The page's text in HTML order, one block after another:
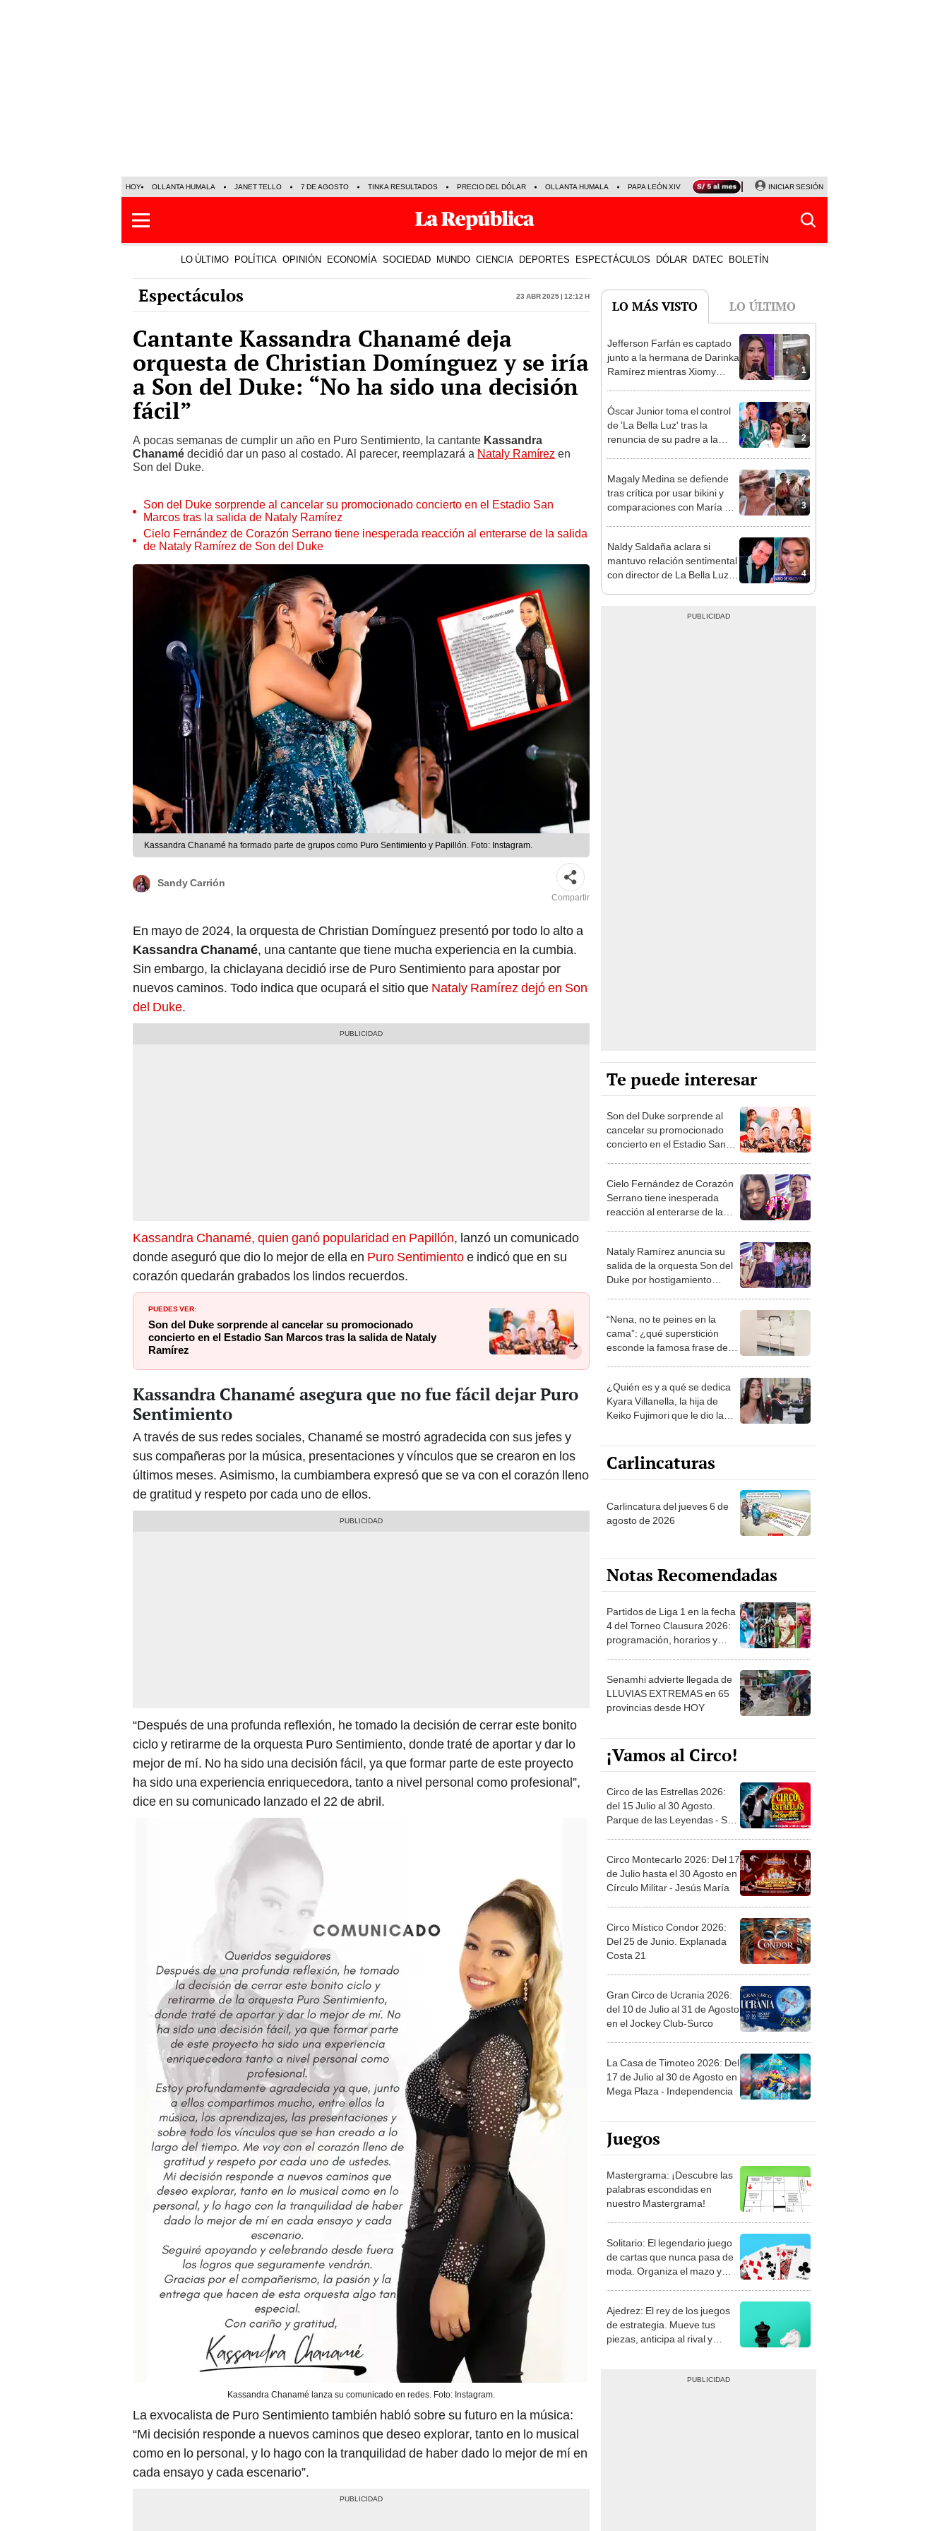
HOY OLLANTA HUMALA JANET TELLO 7 DE AGOSTO TINKA RESULTADOS PRECIO DEL DÓLAR OLLANTA HUMALA PAPA LEÓN XIV NALDY SALDAÑA LA BELLA LUZ
INICIAR SESIÓN
LO ÚLTIMO POLÍTICA OPINIÓN ECONOMÍA SOCIEDAD MUNDO CIENCIA DEPORTES ESPECTÁCULOS DÓLAR DATEC BOLETÍN
Espectáculos 23 Abr 2025 | 12:12 h
Cantante Kassandra Chanamé deja
orquesta de Christian Domínguez y se iría
a Son del Duke: “No ha sido una decisión
fácil”
A pocas semanas de cumplir un año en Puro Sentimiento, la cantante Kassandra
Chanamé decidió dar un paso al costado. Al parecer, reemplazará a Nataly Ramírez en
Son del Duke.
Son del Duke sorprende al cancelar su promocionado concierto en el Estadio San
Marcos tras la salida de Nataly Ramírez
Cielo Fernández de Corazón Serrano tiene inesperada reacción al enterarse de la salida
de Nataly Ramírez de Son del Duke
Kassandra Chanamé ha formado parte de grupos como Puro Sentimiento y Papillón. Foto: Instagram.
Sandy Carrión
Compartir
En mayo de 2024, la orquesta de Christian Domínguez presentó por todo lo alto a
Kassandra Chanamé, una cantante que tiene mucha experiencia en la cumbia.
Sin embargo, la chiclayana decidió irse de Puro Sentimiento para apostar por
nuevos caminos. Todo indica que ocupará el sitio que Nataly Ramírez dejó en Son
del Duke.
Kassandra Chanamé, quien ganó popularidad en Papillón, lanzó un comunicado
donde aseguró que dio lo mejor de ella en Puro Sentimientoe indicó que en su
corazón quedarán grabados los lindos recuerdos.
PUEDES VER:
Son del Duke sorprende al cancelar su promocionado
concierto en el Estadio San Marcos tras la salida de Nataly
Ramírez
Kassandra Chanamé asegura que no fue fácil dejar Puro
Sentimiento
A través de sus redes sociales, Chanamé se mostró agradecida con sus jefes y
sus compañeras por la música, presentaciones y vínculos que se crearon en los
últimos meses. Asimismo, la cumbiambera expresó que se va con el corazón lleno
de gratitud y respeto por cada uno de ellos.
“Después de una profunda reflexión, he tomado la decisión de cerrar este bonito
ciclo y retirarme de la orquesta Puro Sentimiento, donde traté de aportar y dar lo
mejor de mí. No ha sido una decisión fácil, ya que formar parte de este proyecto
ha sido una experiencia enriquecedora, tanto a nivel personal como profesional”,
dice en su comunicado lanzado el 22 de abril.
Kassandra Chanamé lanza su comunicado en redes. Foto: Instagram.
La exvocalista de Puro Sentimiento también habló sobre su futuro en la música:
“Mi decisión responde a nuevos caminos que deseo explorar, tanto en lo musical
como en lo personal, y lo hago con la tranquilidad de haber dado lo mejor de mí en
cada ensayo y cada escenario”.
LO MÁS VISTO LO ÚLTIMO
1
Jefferson Farfán es captado
junto a la hermana de Darinka
Ramírez mientras Xiomy
2
Óscar Junior toma el control
de 'La Bella Luz' tras la
renuncia de su padre a la
3
Magaly Medina se defiende
tras crítica por usar bikini y
comparaciones con María Pía
4
Naldy Saldaña aclara si
mantuvo relación sentimental
con director de La Bella Luz
Te puede interesar
Son del Duke sorprende al
cancelar su promocionado
concierto en el Estadio San
Cielo Fernández de Corazón
Serrano tiene inesperada
reacción al enterarse de la
Nataly Ramírez anuncia su
salida de la orquesta Son del
Duke por hostigamiento
“Nena, no te peines en la
cama”: ¿qué superstición
esconde la famosa frase de
¿Quién es y a qué se dedica
Kyara Villanella, la hija de
Keiko Fujimori que le dio la
Carlincaturas
Carlincatura del jueves 6 de
agosto de 2026
Notas Recomendadas
Partidos de Liga 1 en la fecha
4 del Torneo Clausura 2026:
programación, horarios y
Senamhi advierte llegada de
LLUVIAS EXTREMAS en 65
provincias desde HOY
¡Vamos al Circo!
Circo de las Estrellas 2026:
del 15 Julio al 30 Agosto.
Parque de las Leyendas - San
Circo Montecarlo 2026: Del 17
de Julio hasta el 30 Agosto en
Círculo Militar - Jesús María
Circo Místico Condor 2026:
Del 25 de Junio. Explanada
Costa 21
Gran Circo de Ucrania 2026:
del 10 de Julio al 31 de Agosto
en el Jockey Club-Surco
La Casa de Timoteo 2026: Del
17 de Julio al 30 de Agosto en
Mega Plaza - Independencia
Juegos
Mastergrama: ¡Descubre las
palabras escondidas en
nuestro Mastergrama!
Solitario: El legendario juego
de cartas que nunca pasa de
moda. Organiza el mazo y
Ajedrez: El rey de los juegos
de estrategia. Mueve tus
piezas, anticipa al rival y